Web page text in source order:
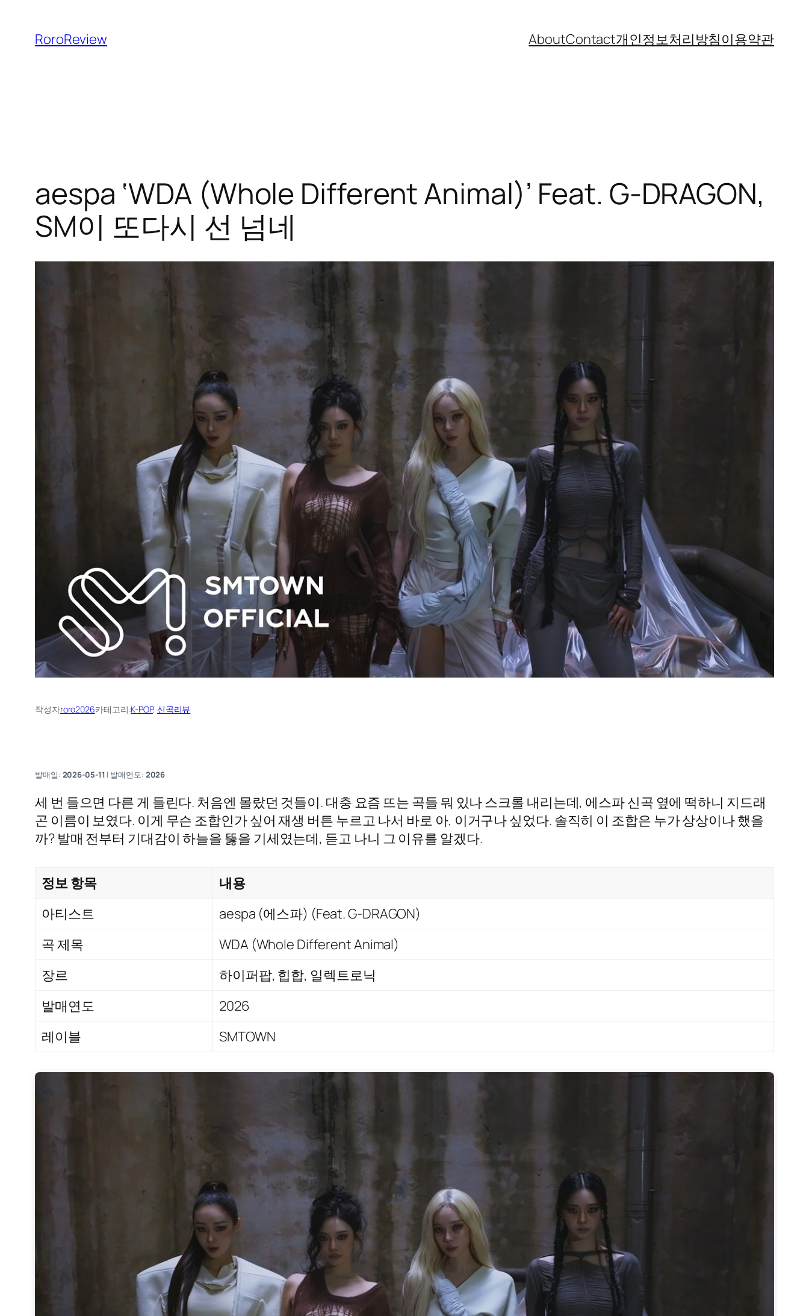
RoroReview AboutContact개인정보처리방침이용약관
aespa ‘WDA (Whole Different Animal)’ Feat. G-DRAGON,
SM이 또다시 선 넘네
작성자roro2026카테고리:K-POP, 신곡리뷰
발매일: 2026-05-11 | 발매연도: 2026
세 번 들으면 다른 게 들린다. 처음엔 몰랐던 것들이. 대충 요즘 뜨는 곡들 뭐 있나 스크롤 내리는데, 에스파 신곡 옆에 떡하니 지드래
곤 이름이 보였다. 이게 무슨 조합인가 싶어 재생 버튼 누르고 나서 바로 아, 이거구나 싶었다. 솔직히 이 조합은 누가 상상이나 했을
까? 발매 전부터 기대감이 하늘을 뚫을 기세였는데, 듣고 나니 그 이유를 알겠다.
정보 항목
내용
아티스트
aespa (에스파) (Feat. G-DRAGON)
곡 제목
WDA (Whole Different Animal)
장르
하이퍼팝, 힙합, 일렉트로닉
발매연도
2026
레이블
SMTOWN